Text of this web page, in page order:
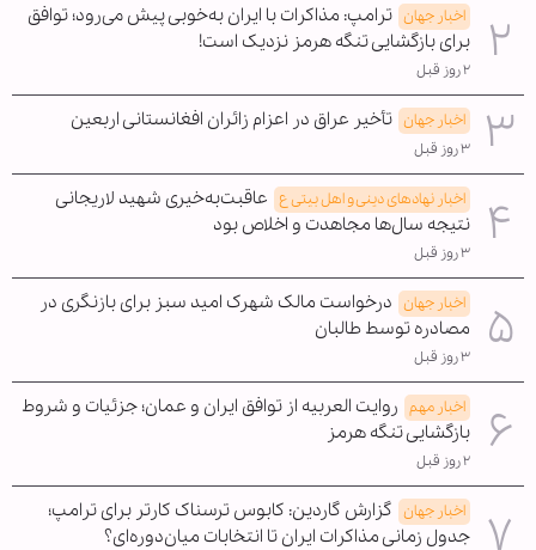
اخبار جهان ترامپ: مذاکرات با ایران به‌خوبی پیش می‌رود؛ توافق
برای بازگشایی تنگه هرمز نزدیک است!
۲ روز قبل
اخبار جهان تأخیر عراق در اعزام زائران افغانستانی اربعین
۳ روز قبل
اخبار نهادهای دینی و اهل بیتی ع عاقبت‌به‌خیری شهید لاریجانی
نتیجه سال‌ها مجاهدت و اخلاص بود
۳ روز قبل
اخبار جهان درخواست مالک شهرک امید سبز برای بازنگری در
مصادره توسط طالبان
۳ روز قبل
اخبار مهم روایت العربیه از توافق ایران و عمان؛ جزئیات و شروط
بازگشایی تنگه هرمز
۲ روز قبل
اخبار جهان گزارش گاردین: کابوس ترسناک کارتر برای ترامپ؛
جدول زمانی مذاکرات ایران تا انتخابات میان‌دوره‌ای؟